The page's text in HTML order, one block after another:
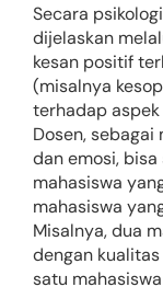
Secara
dijelaskan
kesan positif
(misalnya
terhadap
Dosen,
dan emosi,
mahasiswa
mahasiswa
Misalnya, dua
dengan
satu